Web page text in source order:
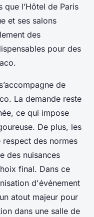
l’Hôtel de Paris
et ses salons
des
pour des
de
La demande reste
ce qui impose
De plus, les
des normes
des nuisances
final. Dans ce
d'événement
atout majeur pour
dans une salle de